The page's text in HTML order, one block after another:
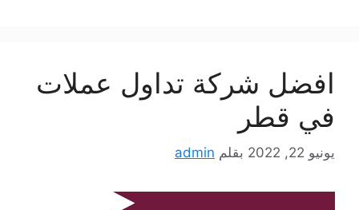
افضل شركة تداول عملات
في قطر
يونيو 22, 2022 بقلم admin